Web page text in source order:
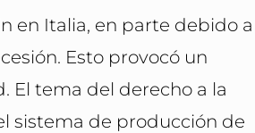
en Italia, en parte debido a
Esto provocó un
El tema del derecho a la
sistema de producción de